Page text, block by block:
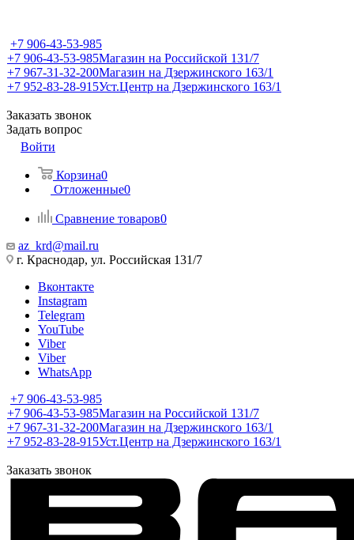
+7 906-43-53-985
+7 906-43-53-985Магазин на Российской 131/7
+7 967-31-32-200Магазин на Дзержинского 163/1
+7 952-83-28-915Уст.Центр на Дзержинского 163/1
Заказать звонок
Задать вопрос
Войти
Корзина0
Отложенные0
Сравнение товаров0
az_krd@mail.ru
г. Краснодар, ул. Российская 131/7
Вконтакте
Instagram
Telegram
YouTube
Viber
Viber
WhatsApp
+7 906-43-53-985
+7 906-43-53-985Магазин на Российской 131/7
+7 967-31-32-200Магазин на Дзержинского 163/1
+7 952-83-28-915Уст.Центр на Дзержинского 163/1
Заказать звонок